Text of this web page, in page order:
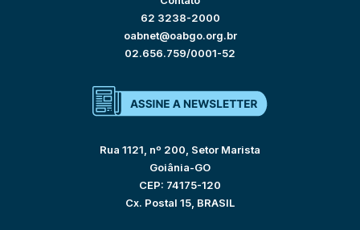
62 3238-2000
oabnet@oabgo.org.br
02.656.759/0001-52
Rua 1121, nº 200, Setor Marista
Goiânia-GO
CEP: 74175-120
Cx. Postal 15, BRASIL